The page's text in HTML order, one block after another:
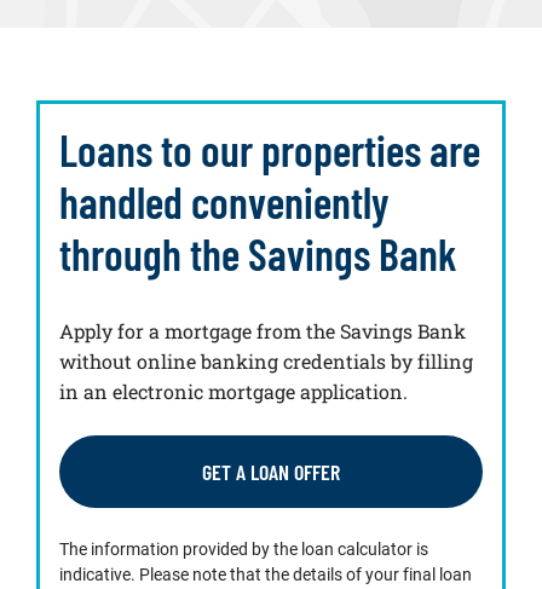
Loans to our properties are
handled conveniently
through the Savings Bank
Apply for a mortgage from the Savings Bank
without online banking credentials by filling
in an electronic mortgage application.
GET A LOAN OFFER
The information provided by the loan calculator is
indicative. Please note that the details of your final loan